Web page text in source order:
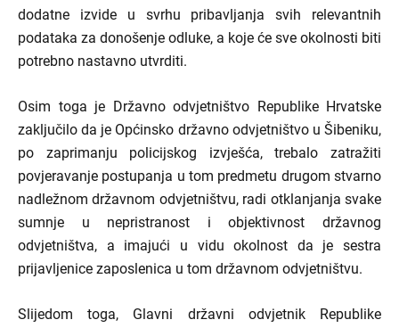
dodatne izvide u svrhu pribavljanja svih relevantnih
podataka za donošenje odluke, a koje će sve okolnosti biti
potrebno nastavno utvrditi.
Osim toga je Državno odvjetništvo Republike Hrvatske
zaključilo da je Općinsko državno odvjetništvo u Šibeniku,
po zaprimanju policijskog izvješća, trebalo zatražiti
povjeravanje postupanja u tom predmetu drugom stvarno
nadležnom državnom odvjetništvu, radi otklanjanja svake
sumnje u nepristranost i objektivnost državnog
odvjetništva, a imajući u vidu okolnost da je sestra
prijavljenice zaposlenica u tom državnom odvjetništvu.
Slijedom toga, Glavni državni odvjetnik Republike